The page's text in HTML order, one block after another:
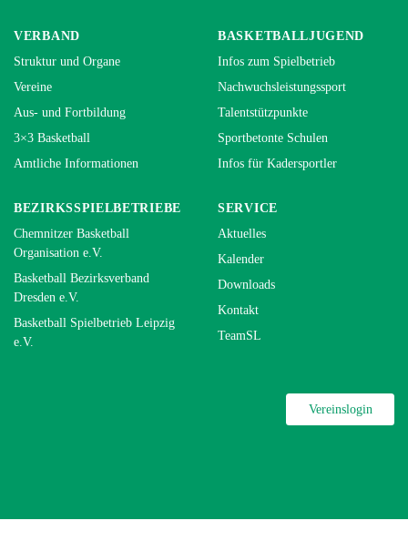
VERBAND
Struktur und Organe
Vereine
Aus- und Fortbildung
3×3 Basketball
Amtliche Informationen
BASKETBALLJUGEND
Infos zum Spielbetrieb
Nachwuchsleistungssport
Talentstützpunkte
Sportbetonte Schulen
Infos für Kadersportler
BEZIRKSSPIELBETRIEBE
Chemnitzer Basketball
Organisation e.V.
Basketball Bezirksverband
Dresden e.V.
Basketball Spielbetrieb Leipzig
e.V.
SERVICE
Aktuelles
Kalender
Downloads
Kontakt
TeamSL
Vereinslogin